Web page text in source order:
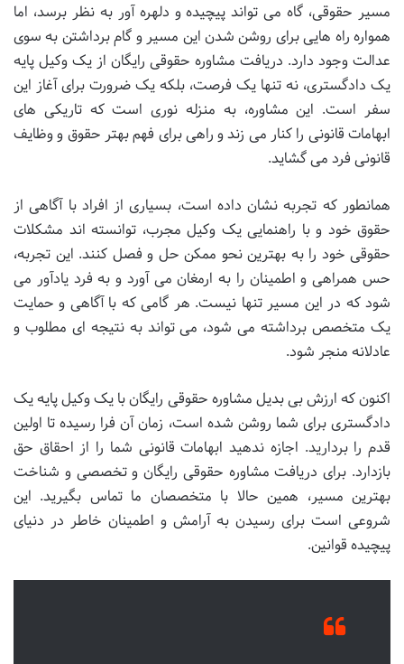
مسیر حقوقی، گاه می تواند پیچیده و دلهره آور به نظر برسد، اما
همواره راه هایی برای روشن شدن این مسیر و گام برداشتن به سوی
عدالت وجود دارد. دریافت مشاوره حقوقی رایگان از یک وکیل پایه
یک دادگستری، نه تنها یک فرصت، بلکه یک ضرورت برای آغاز این
سفر است. این مشاوره، به منزله نوری است که تاریکی های
ابهامات قانونی را کنار می زند و راهی برای فهم بهتر حقوق و وظایف
قانونی فرد می گشاید.
همانطور که تجربه نشان داده است، بسیاری از افراد با آگاهی از
حقوق خود و با راهنمایی یک وکیل مجرب، توانسته اند مشکلات
حقوقی خود را به بهترین نحو ممکن حل و فصل کنند. این تجربه،
حس همراهی و اطمینان را به ارمغان می آورد و به فرد یادآور می
شود که در این مسیر تنها نیست. هر گامی که با آگاهی و حمایت
یک متخصص برداشته می شود، می تواند به نتیجه ای مطلوب و
عادلانه منجر شود.
اکنون که ارزش بی بدیل مشاوره حقوقی رایگان با یک وکیل پایه یک
دادگستری برای شما روشن شده است، زمان آن فرا رسیده تا اولین
قدم را بردارید. اجازه ندهید ابهامات قانونی شما را از احقاق حق
بازدارد. برای دریافت مشاوره حقوقی رایگان و تخصصی و شناخت
بهترین مسیر، همین حالا با متخصصان ما تماس بگیرید. این
شروعی است برای رسیدن به آرامش و اطمینان خاطر در دنیای
پیچیده قوانین.